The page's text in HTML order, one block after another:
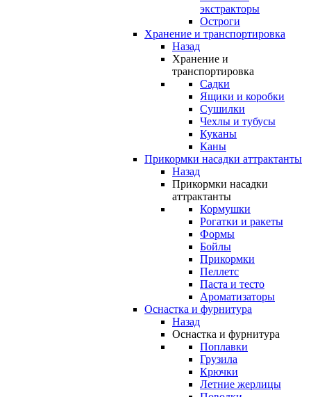
экстракторы
Остроги
Хранение и транспортировка
Назад
Хранение и
транспортировка
Садки
Ящики и коробки
Сушилки
Чехлы и тубусы
Куканы
Каны
Прикормки насадки аттрактанты
Назад
Прикормки насадки
аттрактанты
Кормушки
Рогатки и ракеты
Формы
Бойлы
Прикормки
Пеллетс
Паста и тесто
Ароматизаторы
Оснастка и фурнитура
Назад
Оснастка и фурнитура
Поплавки
Грузила
Крючки
Летние жерлицы